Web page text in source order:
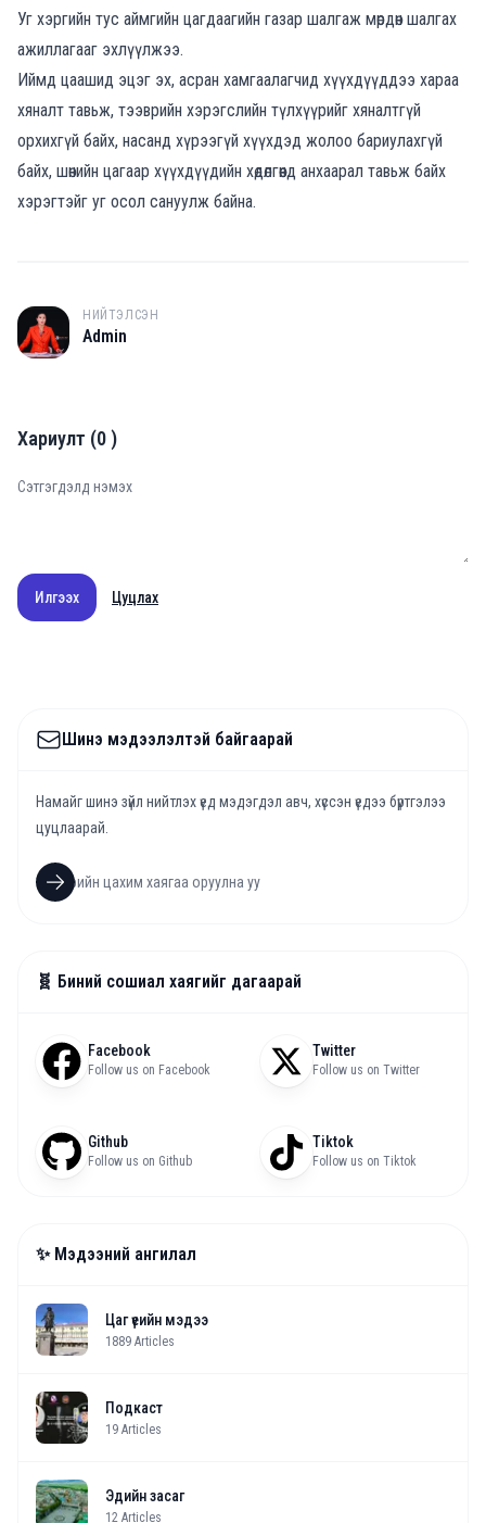
Уг хэргийн тус аймгийн цагдаагийн газар шалгаж мөрдөн шалгах
ажиллагааг эхлүүлжээ.
Иймд цаашид эцэг эх, асран хамгаалагчид хүүхдүүддээ хараа
хяналт тавьж, тээврийн хэрэгслийн түлхүүрийг хяналтгүй
орхихгүй байх, насанд хүрээгүй хүүхдэд жолоо бариулахгүй
байх, шөнийн цагаар хүүхдүүдийн хөдөлгөөнд анхаарал тавьж байх
хэрэгтэйг уг осол сануулж байна.
A
НИЙТЭЛСЭН
Admin
Хариулт (0)
Илгээх Цуцлах
Шинэ мэдээлэлтэй байгаарай
Намайг шинэ зүйл нийтлэх үед мэдэгдэл авч, хүссэн үедээ бүртгэлээ
цуцлаарай.
🧬 Биний сошиал хаягийг дагаарай
Facebook
Follow us on Facebook
Twitter
Follow us on Twitter
Github
Follow us on Github
Tiktok
Follow us on Tiktok
✨ Мэдээний ангилал
Цаг үеийн мэдээ
1889 Articles
Подкаст
19 Articles
Эдийн засаг
12 Articles